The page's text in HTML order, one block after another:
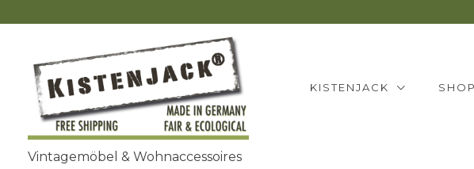
Inhalt
Vintagemöbel & Wohnaccessoires
KISTENJACK SHOP